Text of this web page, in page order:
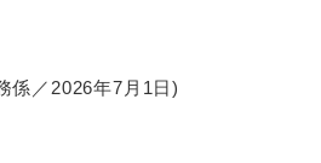
係／2026年7月1日)